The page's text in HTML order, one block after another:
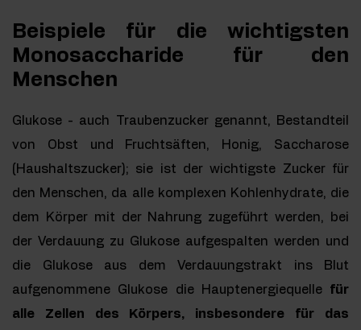
Beispiele für die wichtigsten
Monosaccharide für den
Menschen
Glukose - auch Traubenzucker genannt, Bestandteil
von Obst und Fruchtsäften, Honig, Saccharose
(Haushaltszucker); sie ist der wichtigste Zucker für
den Menschen, da alle komplexen Kohlenhydrate, die
dem Körper mit der Nahrung zugeführt werden, bei
der Verdauung zu Glukose aufgespalten werden und
die Glukose aus dem Verdauungstrakt ins Blut
aufgenommene Glukose die Hauptenergiequelle für
alle Zellen des Körpers, insbesondere für das